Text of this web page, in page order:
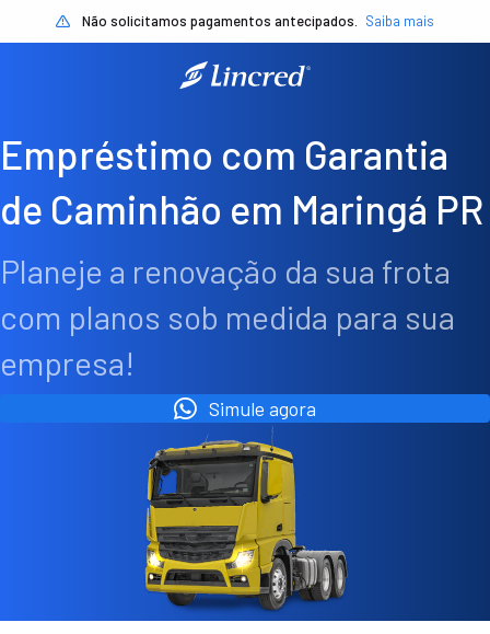
Não solicitamos pagamentos antecipados. Saiba mais
Empréstimo com Garantia
de Caminhão em Maringá PR
Planeje a renovação da sua frota
com planos sob medida para sua
empresa!
Simule agora